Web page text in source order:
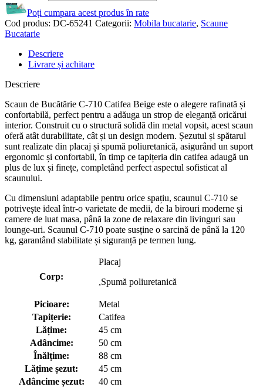
Poți cumpara acest produs în rate
Cod produs: DC-65241 Categorii: Mobila bucatarie, Scaune
Bucatarie
Descriere
Livrare și achitare
Descriere
Scaun de Bucătărie C-710 Catifea Beige este o alegere rafinată și
confortabilă, perfect pentru a adăuga un strop de eleganță oricărui
interior. Construit cu o structură solidă din metal vopsit, acest scaun
oferă atât durabilitate, cât și un design modern. Șezutul și spătarul
sunt realizate din placaj și spumă poliuretanică, asigurând un suport
ergonomic și confortabil, în timp ce tapițeria din catifea adaugă un
plus de lux și finețe, completând perfect aspectul sofisticat al
scaunului.
Cu dimensiuni adaptabile pentru orice spațiu, scaunul C-710 se
potrivește ideal într-o varietate de medii, de la birouri moderne și
camere de luat masa, până la zone de relaxare din livinguri sau
lounge-uri. Scaunul C-710 poate susține o sarcină de până la 120
kg, garantând stabilitate și siguranță pe termen lung.
Corp:
Placaj
,Spumă poliuretanică
Picioare:
Metal
Tapițerie:
Catifea
Lățime:
45 cm
Adâncime:
50 cm
Înălțime:
88 cm
Lățime șezut:
45 cm
Adâncime șezut:
40 cm